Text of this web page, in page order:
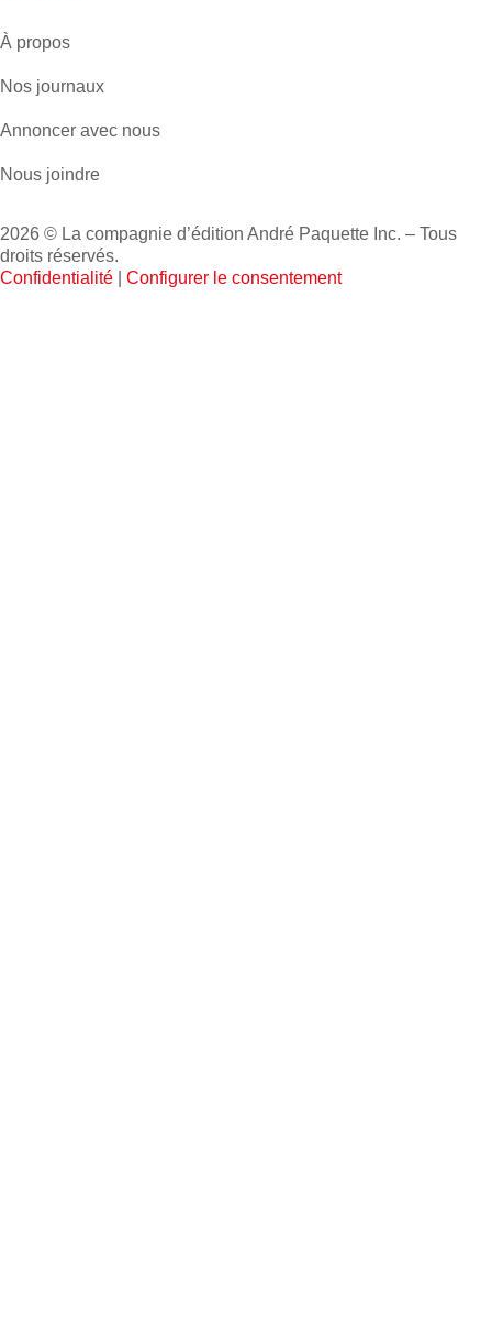
À propos
Nos journaux
Annoncer avec nous
Nous joindre
2026 © La compagnie d’édition André Paquette Inc. – Tous
droits réservés.
Confidentialité
Configurer le consentement